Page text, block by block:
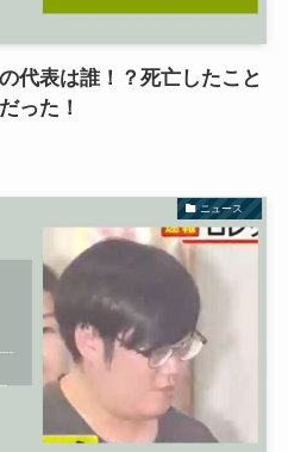
代表は誰！？死亡したこと
った！
ニュース